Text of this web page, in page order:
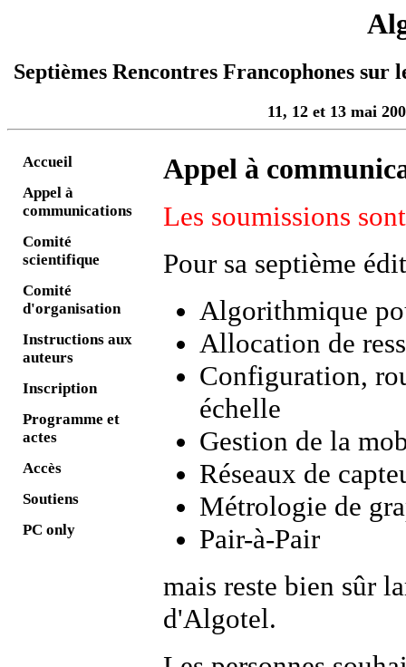
Septièmes Rencontres Francophones sur
11, 12 et 13 mai
Accueil
Appel à
communications
Comité
scientifique
Comité
d'organisation
Instructions aux
auteurs
Inscription
Programme et
actes
Accès
Soutiens
PC only
Appel à
Les soumissions
Pour sa septième
Algorithmique
Allocation de
Configuration,
échelle
Gestion de la
Réseaux de
Métrologie de
Pair-à-Pair
mais reste bien sûr
d'Algotel.